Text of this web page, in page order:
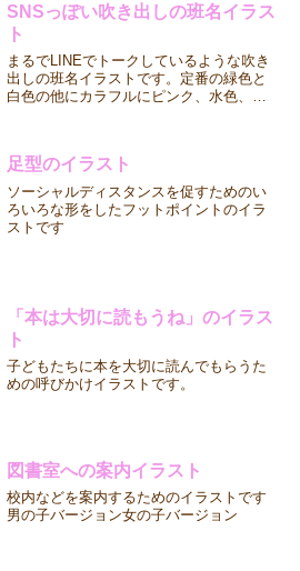
SNSっぽい吹き出しの班名イラス
ト
まるでLINEでトークしているような吹き
出しの班名イラストです。定番の緑色と
白色の他にカラフルにピンク、水色、オ
足型のイラスト
ソーシャルディスタンスを促すためのい
ろいろな形をしたフットポイントのイラ
ストです
「本は大切に読もうね」のイラス
ト
子どもたちに本を大切に読んでもらうた
めの呼びかけイラストです。
図書室への案内イラスト
校内などを案内するためのイラストです
男の子バージョン女の子バージョン